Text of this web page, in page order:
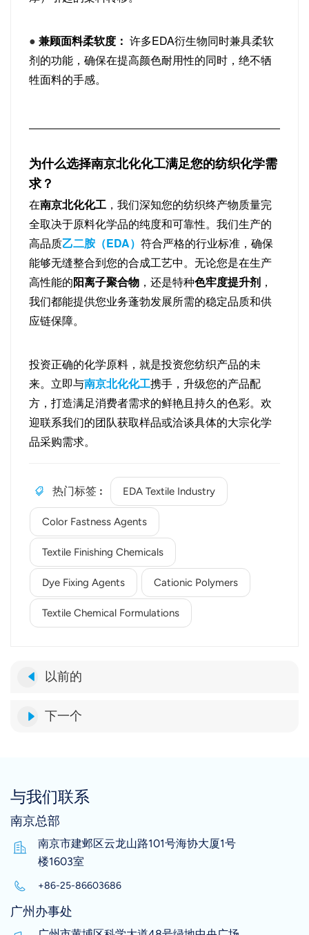
●兼顾面料柔软度： 许多EDA衍生物同时兼具柔软
剂的功能，确保在提高颜色耐用性的同时，绝不牺
牲面料的手感。
为什么选择南京北化化工满足您的纺织化学需
求？
在南京北化化工 ，我们深知您的纺织终产物质量完
全取决于原料化学品的纯度和可靠性。我们生产的
高品质乙二胺（EDA）符合严格的行业标准，确保
能够无缝整合到您的合成工艺中。无论您是在生产
高性能的阳离子聚合物 ，还是特种色牢度提升剂 ，
我们都能提供您业务蓬勃发展所需的稳定品质和供
应链保障。
投资正确的化学原料，就是投资您纺织产品的未
来。立即与南京北化化工携手，升级您的产品配
方，打造满足消费者需求的鲜艳且持久的色彩。欢
迎联系我们的团队获取样品或洽谈具体的大宗化学
品采购需求。
热门标签 : EDA Textile Industry
Color Fastness Agents
Textile Finishing Chemicals
Dye Fixing Agents Cationic Polymers
Textile Chemical Formulations
以前的
下一个
与我们联系
南京总部
南京市建邺区云龙山路101号海协大厦1号
楼1603室
+86-25-86603686
广州办事处